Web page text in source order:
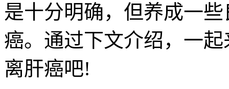
是十分明确，但养成一
癌。通过下文介绍，一
离肝癌吧!